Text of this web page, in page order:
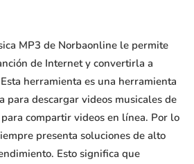
MP3 de Norbaonline le permite
de Internet y convertirla a
herramienta es una herramienta
para descargar videos musicales de
compartir videos en línea. Por lo
presenta soluciones de alto
Esto significa que